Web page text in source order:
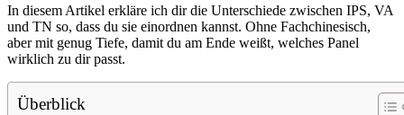
In diesem Artikel erkläre ich dir die Unterschiede zwischen IPS, VA
und TN so, dass du sie einordnen kannst. Ohne Fachchinesisch,
aber mit genug Tiefe, damit du am Ende weißt, welches Panel
wirklich zu dir passt.
Überblick